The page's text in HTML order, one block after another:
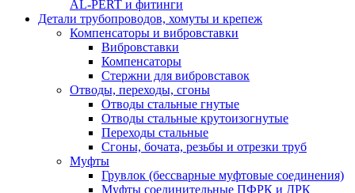
AL-PERT и фитинги
Детали трубопроводов, хомуты и крепеж
Компенсаторы и вибровставки
Вибровставки
Компенсаторы
Стержни для вибровставок
Отводы, переходы, сгоны
Отводы стальные гнутые
Отводы стальные крутоизогнутые
Переходы стальные
Сгоны, бочата, резьбы и отрезки труб
Муфты
Грувлок (бессварные муфтовые соединения)
Муфты соединительные ПФРК и ДРК